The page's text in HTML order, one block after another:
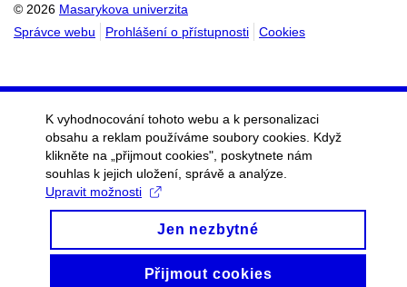
© 2026 Masarykova univerzita
Správce webu
Prohlášení o přístupnosti Cookies
K vyhodnocování tohoto webu a k personalizaci
obsahu a reklam používáme soubory cookies. Když
klikněte na „přijmout cookies", poskytnete nám
souhlas k jejich uložení, správě a analýze.
Upravit možnosti
Jen nezbytné
Přijmout cookies